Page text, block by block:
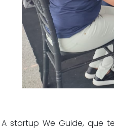
A startup We Guide, que